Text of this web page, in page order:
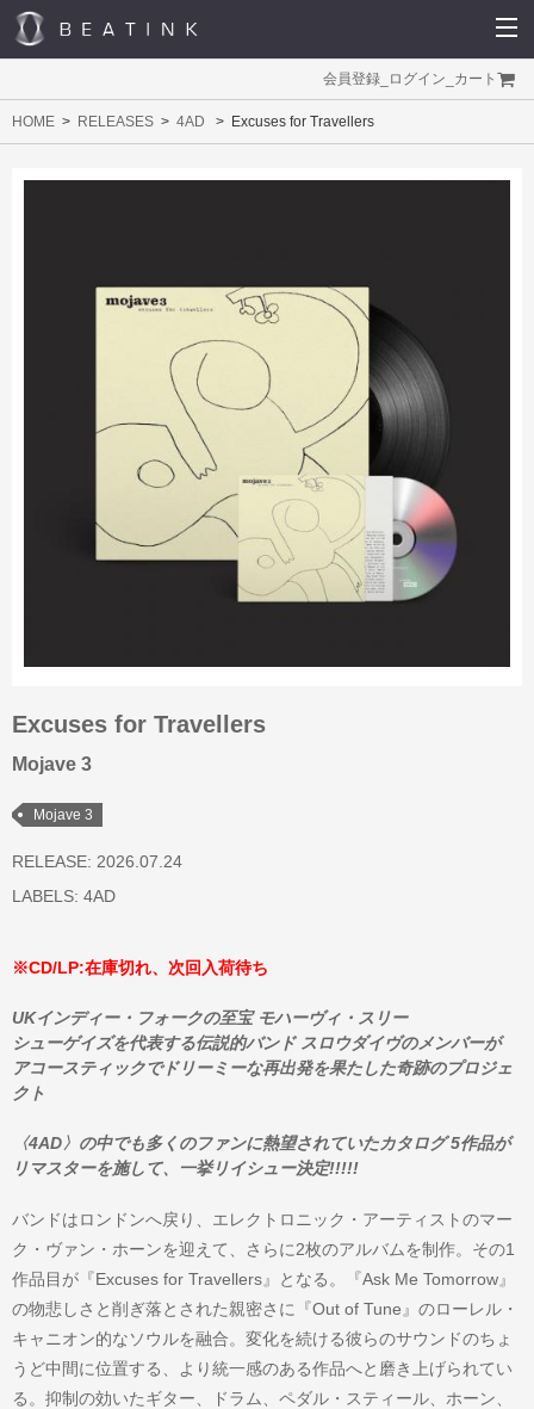
会員登録 ログイン カート
HOME RELEASES 4AD Excuses for Travellers
Excuses for Travellers
Mojave 3
Mojave 3
RELEASE: 2026.07.24
LABELS: 4AD
※CD/LP:在庫切れ、次回入荷待ち
UKインディー・フォークの至宝 モハーヴィ・スリー
シューゲイズを代表する伝説的バンド スロウダイヴのメンバーが
アコースティックでドリーミーな再出発を果たした奇跡のプロジェ
クト
〈4AD〉の中でも多くのファンに熱望されていたカタログ 5作品が
リマスターを施して、一挙リイシュー決定!!!!!
バンドはロンドンへ戻り、エレクトロニック・アーティストのマー
ク・ヴァン・ホーンを迎えて、さらに2枚のアルバムを制作。その1
作品目が『Excuses for Travellers』となる。『Ask Me Tomorrow』
の物悲しさと削ぎ落とされた親密さに『Out of Tune』のローレル・
キャニオン的なソウルを融合。変化を続ける彼らのサウンドのちょ
うど中間に位置する、より統一感のある作品へと磨き上げられてい
る。抑制の効いたギター、ドラム、ペダル・スティール、ホーン、